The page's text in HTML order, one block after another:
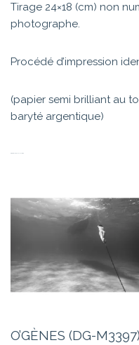
Tirage 24×18 (cm) non
photographe.
Procédé d’impression
(papier semi brilliant au
baryté argentique)
O’GÈNES (DG-M3397)